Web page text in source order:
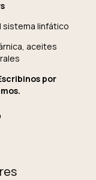
sistema linfático
aceites
por